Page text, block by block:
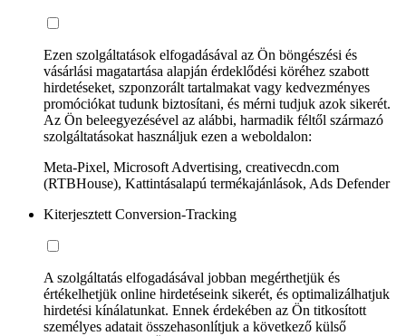
Ezen szolgáltatások elfogadásával az Ön böngészési és
vásárlási magatartása alapján érdeklődési köréhez szabott
hirdetéseket, szponzorált tartalmakat vagy kedvezményes
promóciókat tudunk biztosítani, és mérni tudjuk azok sikerét.
Az Ön beleegyezésével az alábbi, harmadik féltől származó
szolgáltatásokat használjuk ezen a weboldalon:
Meta-Pixel, Microsoft Advertising, creativecdn.com
(RTBHouse), Kattintásalapú termékajánlások, Ads Defender
Kiterjesztett Conversion-Tracking
A szolgáltatás elfogadásával jobban megérthetjük és
értékelhetjük online hirdetéseink sikerét, és optimalizálhatjuk
hirdetési kínálatunkat. Ennek érdekében az Ön titkosított
személyes adatait összehasonlítjuk a következő külső